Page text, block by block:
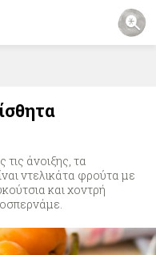
άνοιξης, τα
ντελικάτα φρούτα με
και χοντρή